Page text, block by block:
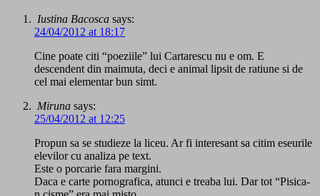
Iustina Bacosca says:
24/04/2012 at 18:17
Cine poate citi “poeziile” lui Cartarescu nu e om. E
descendent din maimuta, deci e animal lipsit de ratiune si de
cel mai elementar bun simt.
Miruna says:
25/04/2012 at 12:25
Propun sa se studieze la liceu. Ar fi interesant sa citim eseurile
elevilor cu analiza pe text.
Este o porcarie fara margini.
Daca e carte pornografica, atunci e treaba lui. Dar tot “Pisica-